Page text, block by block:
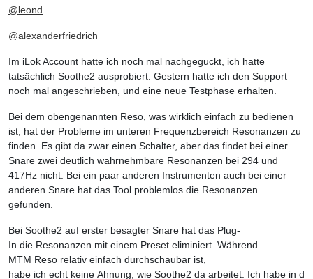
@leond
@alexanderfriedrich
Im iLok Account hatte ich noch mal nachgeguckt, ich hatte
tatsächlich Soothe2 ausprobiert. Gestern hatte ich den Support
noch mal angeschrieben, und eine neue Testphase erhalten.
Bei dem obengenannten Reso, was wirklich einfach zu bedienen
ist, hat der Probleme im unteren Frequenzbereich Resonanzen zu
finden. Es gibt da zwar einen Schalter, aber das findet bei einer
Snare zwei deutlich wahrnehmbare Resonanzen bei 294 und
417Hz nicht. Bei ein paar anderen Instrumenten auch bei einer
anderen Snare hat das Tool problemlos die Resonanzen
gefunden.
Bei Soothe2 auf erster besagter Snare hat das Plug-
In die Resonanzen mit einem Preset eliminiert. Während
MTM Reso relativ einfach durchschaubar ist,
habe ich echt keine Ahnung, wie Soothe2 da arbeitet. Ich habe in d